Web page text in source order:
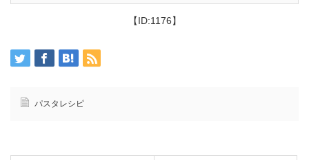
【ID:1176】
パスタレシピ